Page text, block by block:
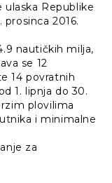
Republike
2016.
nautičkih milja,
se 12
14 povratnih
1. lipnja do 30.
plovilima
i minimalne
za